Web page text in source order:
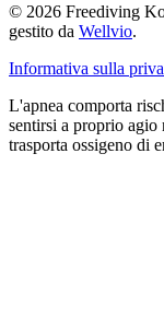
© 2026 Freediving
gestito da Wellvio.
Informativa sulla
L'apnea comporta
sentirsi a proprio agio
trasporta ossigeno di